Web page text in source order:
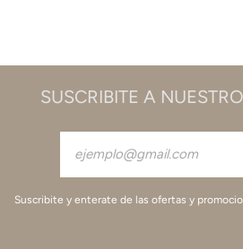
SUSCRIBITE A
Suscribite y enterate de las ofertas y